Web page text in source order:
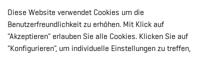
T:+43 50201 20 28901
E:redaktion.milak@bmlv.gv.at
In OpenStreetMap öffnen
Diese Website verwendet Cookies um die
Benutzerfreundlichkeit zu erhöhen. Mit Klick auf
"Akzeptieren" erlauben Sie alle Cookies. Klicken Sie auf
"Konfigurieren", um individuelle Einstellungen zu treffen,